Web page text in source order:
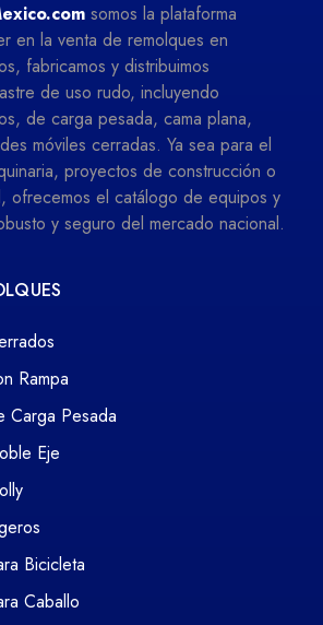
somos la plataforma
en la venta de remolques en
fabricamos y distribuimos
de uso rudo, incluyendo
de carga pesada, cama plana,
móviles cerradas. Ya sea para el
proyectos de construcción o
ofrecemos el catálogo de equipos y
y seguro del mercado nacional.
Rampa
Carga Pesada
Eje
Bicicleta
Caballo